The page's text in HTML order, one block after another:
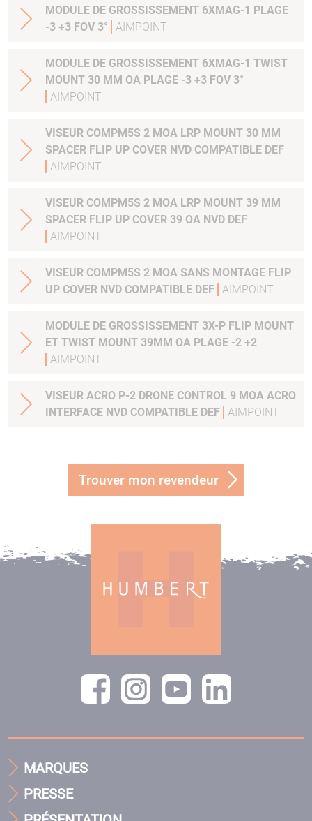
MODULE DE GROSSISSEMENT 6XMAG-1 PLAGE
-3 +3 FOV 3°
AIMPOINT
MODULE DE GROSSISSEMENT 6XMAG-1 TWIST
MOUNT 30 MM OA PLAGE -3 +3 FOV 3°
AIMPOINT
VISEUR COMPM5S 2 MOA LRP MOUNT 30 MM
SPACER FLIP UP COVER NVD COMPATIBLE DEF
AIMPOINT
VISEUR COMPM5S 2 MOA LRP MOUNT 39 MM
SPACER FLIP UP COVER 39 OA NVD DEF
AIMPOINT
VISEUR COMPM5S 2 MOA SANS MONTAGE FLIP
UP COVER NVD COMPATIBLE DEF AIMPOINT
MODULE DE GROSSISSEMENT 3X-P FLIP MOUNT
ET TWIST MOUNT 39MM OA PLAGE -2 +2
AIMPOINT
VISEUR ACRO P-2 DRONE CONTROL 9 MOA ACRO
INTERFACE NVD COMPATIBLE DEF AIMPOINT
Trouver mon revendeur
MARQUES
PRESSE